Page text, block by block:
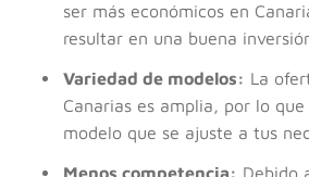
ser más económicos en
resultar en una buena
Variedad de modelos: La
Canarias es amplia, por lo
modelo que se ajuste a tus
Menos competencia: Debido